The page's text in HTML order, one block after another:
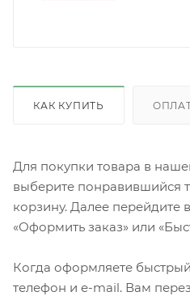
КАК КУПИТЬ
Для покупки товара в
выберите понравившийся
корзину. Далее перейдите
«Оформить заказ» или
Когда оформляете
телефон и e-mail. Вам